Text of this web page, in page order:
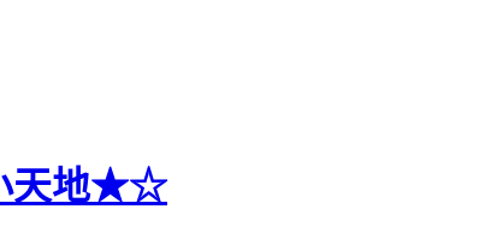
天地★☆